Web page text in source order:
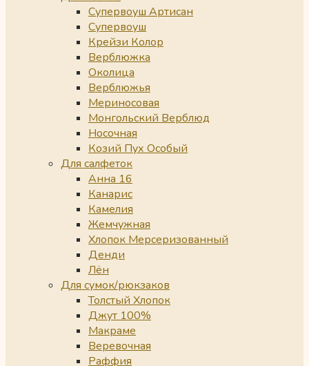
Супервоуш Артисан
Супервоуш
Крейзи Колор
Верблюжка
Околица
Верблюжья
Мериносовая
Монгольский Верблюд
Носочная
Козий Пух Особый
Для салфеток
Анна 16
Канарис
Камелия
Жемчужная
Хлопок Мерсеризованный
Денди
Лён
Для сумок/рюкзаков
Толстый Хлопок
Джут 100%
Макраме
Веревочная
Раффия